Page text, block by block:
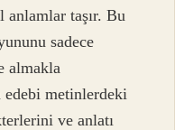
taşır. Bu
sadece
almakla
edebi metinlerdeki
ve anlatı